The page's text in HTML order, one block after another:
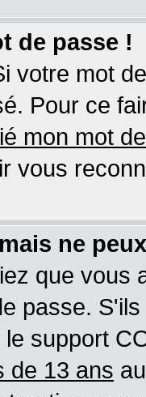
de passe !
votre mot
Pour ce
mon mot
vous
ne
que vous
passe.
support
de 13 ans